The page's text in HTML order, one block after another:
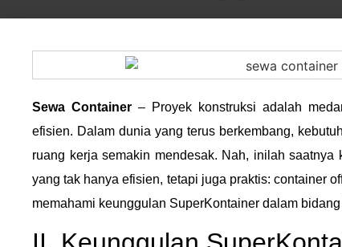
Sewa Container – Proyek konstruksi adalah
efisien. Dalam dunia yang terus berkembang,
ruang kerja semakin mendesak. Nah, inilah
yang tak hanya efisien, tetapi juga praktis: container
memahami keunggulan SuperKontainer dalam